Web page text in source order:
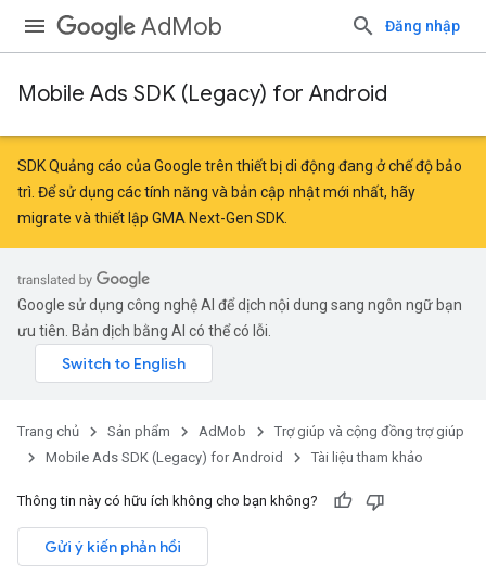
AdMob Đăng nhập
Mobile Ads SDK (Legacy) for Android
SDK Quảng cáo của Google trên thiết bị di động đang ở chế độ bảo
trì. Để sử dụng các tính năng và bản cập nhật mới nhất, hãy
migrate và thiết lập GMA Next-Gen SDK
Google sử dụng công nghệ AI để dịch nội dung sang ngôn ngữ bạn
ưu tiên. Bản dịch bằng AI có thể có lỗi.
Trang chủ Sản phẩm AdMob
Trợ giúp và cộng đồng trợ giúp
Mobile Ads SDK (Legacy) for Android
Tài liệu tham khảo
Thông tin này có hữu ích không cho bạn không?
Gửi ý kiến phản hồi